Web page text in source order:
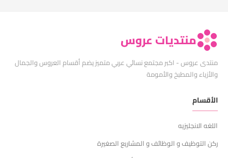
منتديات عروس
منتدى عروس - اكبر مجتمع نسائي عربي متميز يضم أقسام العروس والجمال
والأزياء والمطبخ والأمومة
الأقسام
اللغه الانجليزيه
ركن التوظيف و الوظائف و المشاريع الصغيرة